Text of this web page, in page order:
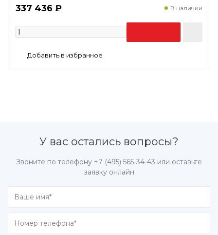
337 436 ₽ В наличии
У вас остались вопросы?
Звоните по телефону +7 (495) 565-34-43 или оставьте
заявку онлайн